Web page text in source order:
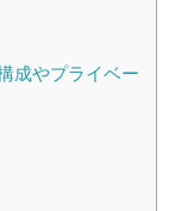
成やプライベー